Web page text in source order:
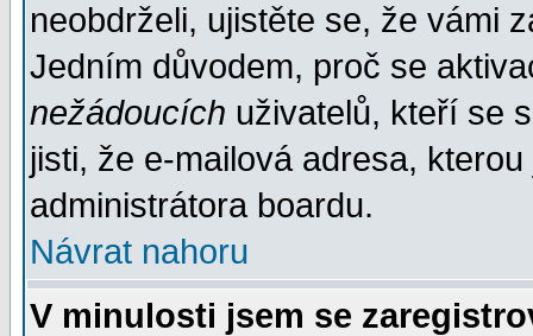
neobdrželi, ujistěte se, že vámi
Jedním důvodem, proč se
nežádoucích uživatelů, kteří se
jisti, že e-mailová adresa,
administrátora boardu.
Návrat nahoru
V minulosti jsem se